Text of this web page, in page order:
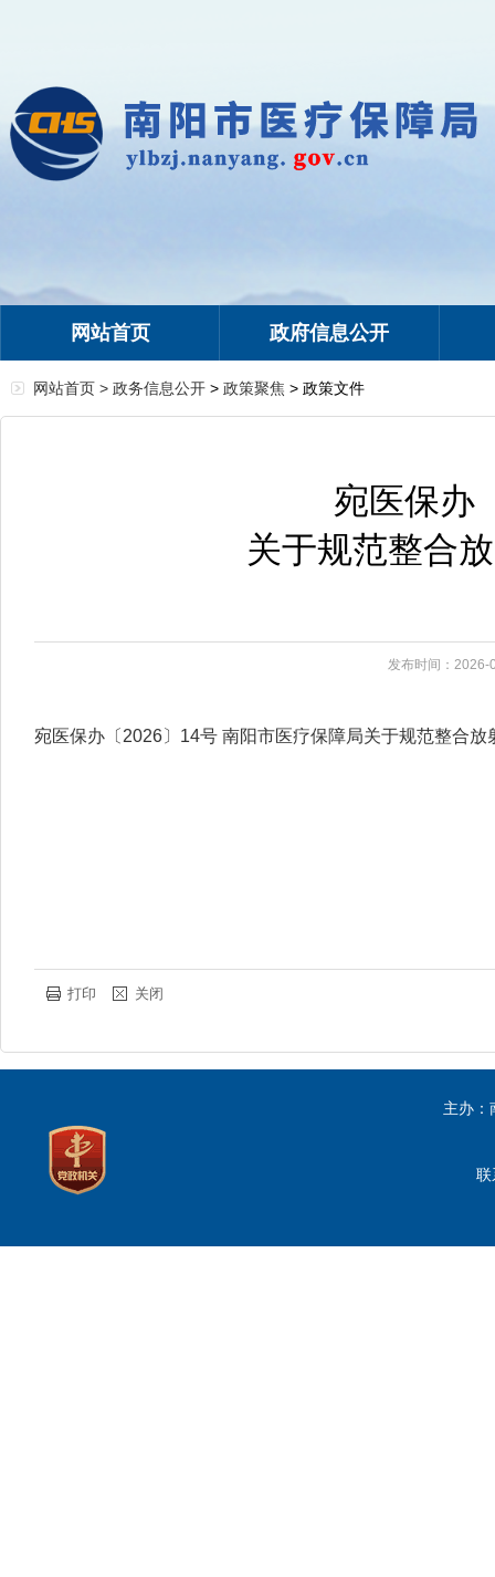
网站首页 政府信息公开
网站首页 > 政务信息公开 > 政策聚焦 > 政策文件
宛医保办
关于规范整合
发布时间：2026-
宛医保办〔2026〕14号 南阳市医疗保障局关于规范整合
打印 关闭
主办：
联